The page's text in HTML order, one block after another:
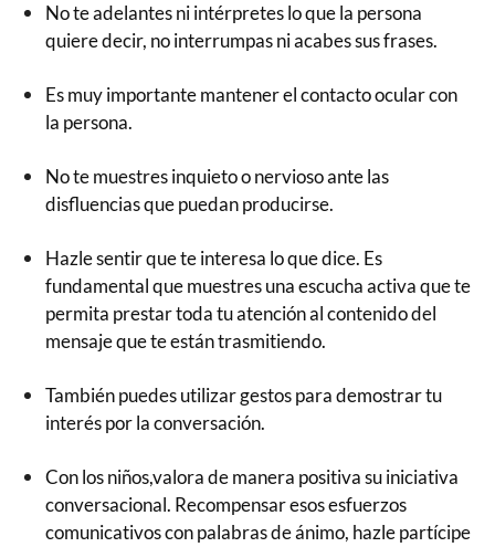
No te adelantes ni intérpretes lo que la persona
quiere decir, no interrumpas ni acabes sus frases.
Es muy importante mantener el contacto ocular con
la persona.
No te muestres inquieto o nervioso ante las
disfluencias que puedan producirse.
Hazle sentir que te interesa lo que dice. Es
fundamental que muestres una escucha activa que te
permita prestar toda tu atención al contenido del
mensaje que te están trasmitiendo.
También puedes utilizar gestos para demostrar tu
interés por la conversación.
Con los niños,valora de manera positiva su iniciativa
conversacional. Recompensar esos esfuerzos
comunicativos con palabras de ánimo, hazle partícipe